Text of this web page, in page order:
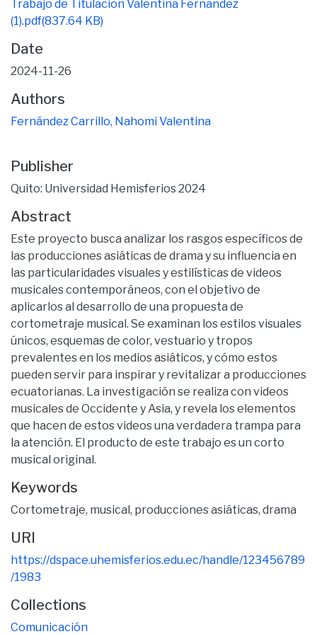
Trabajo de Titulacion Valentina Fernandez
(1).pdf(837.64 KB)
Date
2024-11-26
Authors
Fernández Carrillo, Nahomi Valentina
Publisher
Quito: Universidad Hemisferios 2024
Abstract
Este proyecto busca analizar los rasgos específicos de
las producciones asiáticas de drama y su influencia en
las particularidades visuales y estilísticas de videos
musicales contemporáneos, con el objetivo de
aplicarlos al desarrollo de una propuesta de
cortometraje musical. Se examinan los estilos visuales
únicos, esquemas de color, vestuario y tropos
prevalentes en los medios asiáticos, y cómo estos
pueden servir para inspirar y revitalizar a producciones
ecuatorianas. La investigación se realiza con videos
musicales de Occidente y Asia, y revela los elementos
que hacen de estos videos una verdadera trampa para
la atención. El producto de este trabajo es un corto
musical original.
Keywords
Cortometraje, musical, producciones asiáticas, drama
URI
https://dspace.uhemisferios.edu.ec/handle/123456789
/1983
Collections
Comunicación